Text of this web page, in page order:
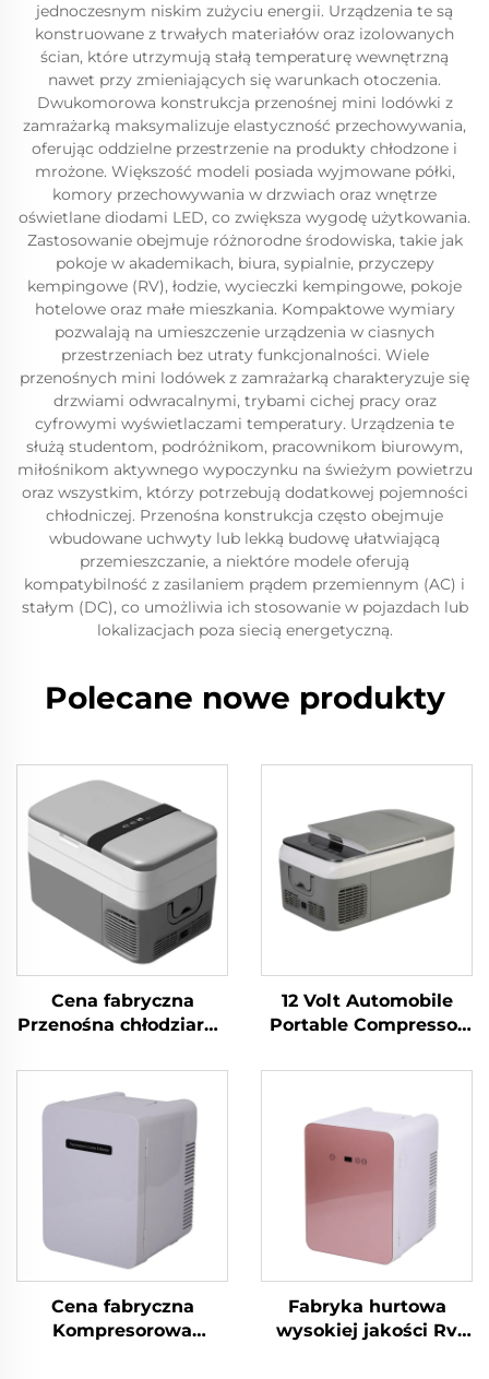
jednoczesnym niskim zużyciu energii. Urządzenia te są
konstruowane z trwałych materiałów oraz izolowanych
ścian, które utrzymują stałą temperaturę wewnętrzną
nawet przy zmieniających się warunkach otoczenia.
Dwukomorowa konstrukcja przenośnej mini lodówki z
zamrażarką maksymalizuje elastyczność przechowywania,
oferując oddzielne przestrzenie na produkty chłodzone i
mrożone. Większość modeli posiada wyjmowane półki,
komory przechowywania w drzwiach oraz wnętrze
oświetlane diodami LED, co zwiększa wygodę użytkowania.
Zastosowanie obejmuje różnorodne środowiska, takie jak
pokoje w akademikach, biura, sypialnie, przyczepy
kempingowe (RV), łodzie, wycieczki kempingowe, pokoje
hotelowe oraz małe mieszkania. Kompaktowe wymiary
pozwalają na umieszczenie urządzenia w ciasnych
przestrzeniach bez utraty funkcjonalności. Wiele
przenośnych mini lodówek z zamrażarką charakteryzuje się
drzwiami odwracalnymi, trybami cichej pracy oraz
cyfrowymi wyświetlaczami temperatury. Urządzenia te
służą studentom, podróżnikom, pracownikom biurowym,
miłośnikom aktywnego wypoczynku na świeżym powietrzu
oraz wszystkim, którzy potrzebują dodatkowej pojemności
chłodniczej. Przenośna konstrukcja często obejmuje
wbudowane uchwyty lub lekką budowę ułatwiającą
przemieszczanie, a niektóre modele oferują
kompatybilność z zasilaniem prądem przemiennym (AC) i
stałym (DC), co umożliwia ich stosowanie w pojazdach lub
lokalizacjach poza siecią energetyczną.
Polecane nowe produkty
Cena fabryczna
Przenośna chłodziarka
Lodówka
samochodowa
Chłodziarka
samochodowa 30L
12 Volt Automobile
Portable Compressor
Lodówka Zamrażarka
Lodówka
Samochodowa
Cena fabryczna
Kompresorowa
Fabryka hurtowa
wysokiej jakości Rv